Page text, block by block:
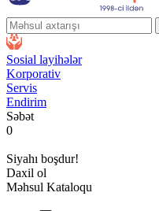
Sosial layihələr
Korporativ
Servis
Endirim
Səbət
0
Siyahı boşdur!
Daxil ol
Məhsul Kataloqu